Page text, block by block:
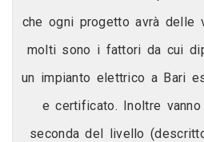
che ogni progetto avrà delle
molti sono i fattori da cui
un impianto elettrico a Bari
e certificato. Inoltre
seconda del livello